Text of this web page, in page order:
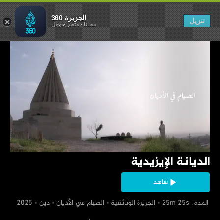
‏الديانة الإيزيدية
شاهد
‏ المدة : 25m 25s
‏الجزيرة الوثائقية ‏الصيام في الأديان ‏دين
الديانة الإيزيدية
الجزيرة 360
مجاناً-متجر جوجل تنزيل